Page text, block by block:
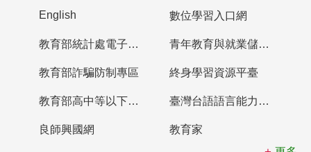
English 數位學習入口網
教育部統計處電子書櫃 青年教育與就業儲蓄帳戶
教育部詐騙防制專區 終身學習資源平臺
教育部高中等以下學校及幼兒園教師資格檢定考試 臺灣台語語言能力認證網站
良師興國網
教育家